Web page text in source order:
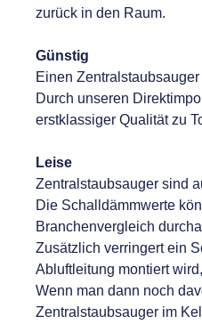
zurück in den Raum.
Günstig
Einen
Durch unseren
erstklassiger Qualität zu
Leise
Zentralstaubsauger sind
Die Schalldämmwerte
Branchenvergleich
Zusätzlich verringert ein
Abluftleitung montiert
Wenn man dann noch
Zentralstaubsauger im